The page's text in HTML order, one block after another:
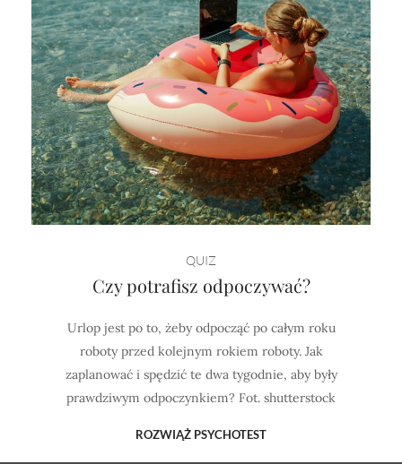
QUIZ
Czy potrafisz odpoczywać?
Urlop jest po to, żeby odpocząć po całym roku
roboty przed kolejnym rokiem roboty. Jak
zaplanować i spędzić te dwa tygodnie, aby były
prawdziwym odpoczynkiem? Fot. shutterstock
ROZWIĄŻ PSYCHOTEST